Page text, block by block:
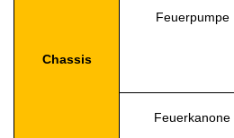
Chassis
Feuerpumpe
Feuerkanone